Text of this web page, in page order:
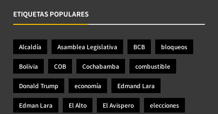
ETIQUETAS POPULARES
Alcaldía Asamblea Legislativa BCB bloqueos
Bolivia COB Cochabamba combustible
Donald Trump economía Edmand Lara
Edman Lara El Alto El Avispero elecciones